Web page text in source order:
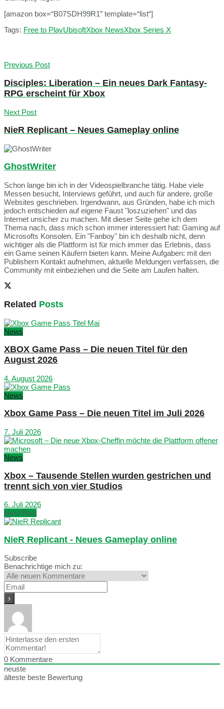
[amazon box=“B07SDH99R1″ template=“list“]
Tags: Free to PlayUbisoftXbox NewsXbox Series X
Previous Post
Disciples: Liberation – Ein neues Dark Fantasy-
RPG erscheint für Xbox
Next Post
NieR Replicant – Neues Gameplay online
GhostWriter
Schon lange bin ich in der Videospielbranche tätig. Habe viele
Messen besucht, Interviews geführt, und auch für andere, große
Websites geschrieben. Irgendwann, aus Gründen, habe ich mich
jedoch entschieden auf eigene Faust "loszuziehen" und das
Internet unsicher zu machen. Mit dieser Seite gehe ich dem
Thema nach, dass mich schon immer interessiert hat: Gaming auf
Microsofts Konsolen. Ein "Fanboy" bin ich deshalb nicht, denn
wichtiger als die Plattform ist für mich immer das Erlebnis, dass
ein Game seinen Käufern bieten kann. Meine Aufgaben: mit den
Publishern Kontakt aufnehmen, aktuelle Meldungen verfassen, die
Community mit einbeziehen und die Seite am Laufen halten.
Related Posts
News
XBOX Game Pass – Die neuen Titel für den
August 2026
4. August 2026
News
Xbox Game Pass – Die neuen Titel im Juli 2026
7. Juli 2026
News
Xbox – Tausende Stellen wurden gestrichen und
trennt sich von vier Studios
6. Juli 2026
Next Post
NieR Replicant - Neues Gameplay online
Subscribe
Benachrichtige mich zu:
0 Kommentare
neuste
älteste beste Bewertung